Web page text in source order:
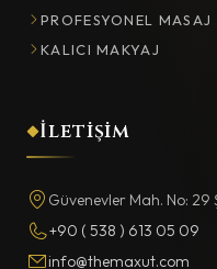
PROFESYONEL MASAJ
KALICI MAKYAJ
İletişim
Güvenevler Mah. No:
+90 ( 538 ) 613 05 09
info@themaxut.com